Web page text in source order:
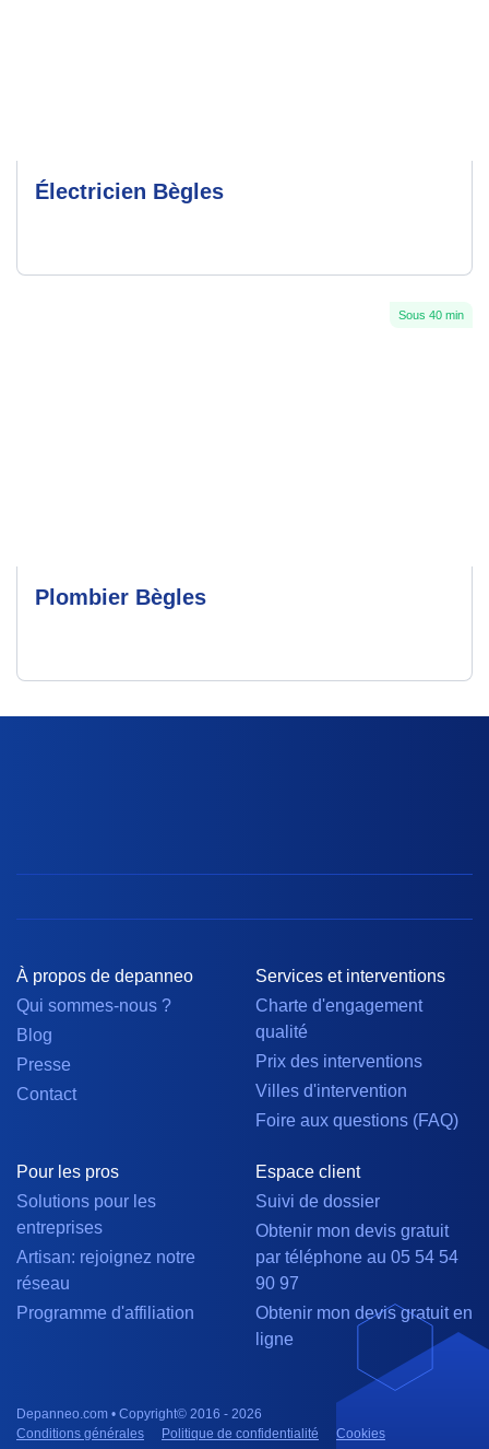
Électricien Bègles
Sous 40 min
Plombier Bègles
À propos de depanneo
Qui sommes-nous ?
Blog
Presse
Contact
Services et interventions
Charte d'engagement
qualité
Prix des interventions
Villes d'intervention
Foire aux questions (FAQ)
Pour les pros
Solutions pour les
entreprises
Artisan: rejoignez notre
réseau
Programme d'affiliation
Espace client
Suivi de dossier
Obtenir mon devis gratuit
par téléphone au 05 54 54
90 97
Obtenir mon devis gratuit en
ligne
Depanneo.com • Copyright© 2016 - 2026
Conditions générales
Politique de confidentialité Cookies